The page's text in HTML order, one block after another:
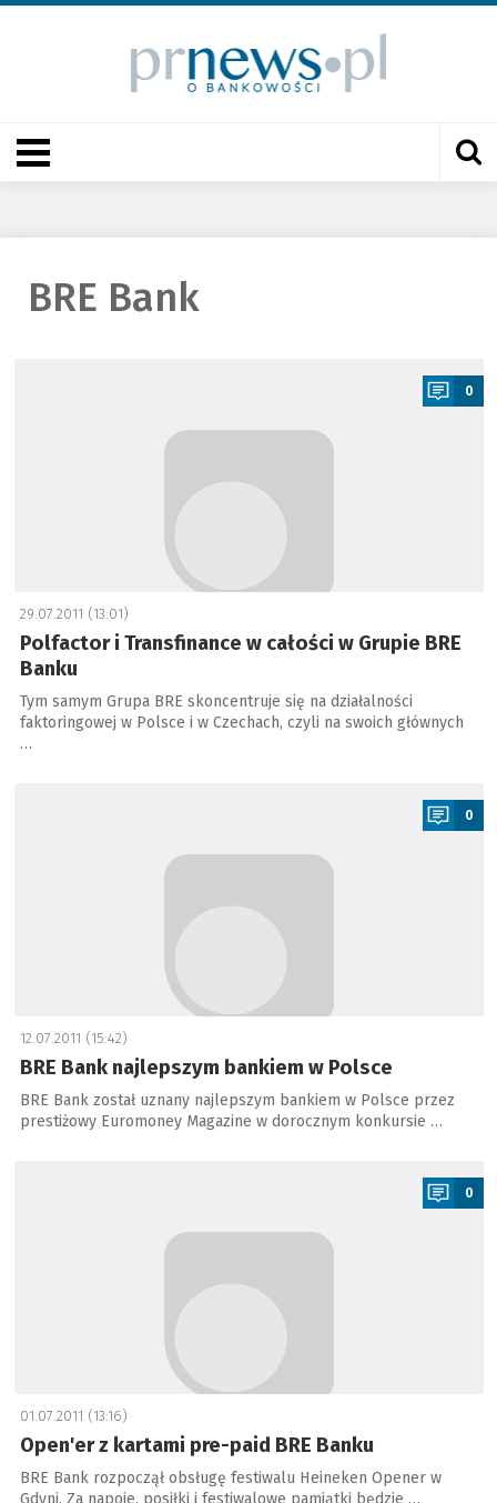
BRE Bank
0
29.07.2011 (13:01)
Polfactor i Transfinance w całości w Grupie BRE
Banku
Tym samym Grupa BRE skoncentruje się na działalności
faktoringowej w Polsce i w Czechach, czyli na swoich głównych
…
0
12.07.2011 (15:42)
BRE Bank najlepszym bankiem w Polsce
BRE Bank został uznany najlepszym bankiem w Polsce przez
prestiżowy Euromoney Magazine w dorocznym konkursie …
0
01.07.2011 (13:16)
Open'er z kartami pre-paid BRE Banku
BRE Bank rozpoczął obsługę festiwalu Heineken Opener w
Gdyni. Za napoje, posiłki i festiwalowe pamiątki będzie …